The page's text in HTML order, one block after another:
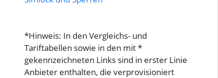
*Hinweis: In den Vergleichs- und
Tariftabellen sowie in den mit *
gekennzeichneten Links sind in erster Linie
Anbieter enthalten, die verprovisioniert